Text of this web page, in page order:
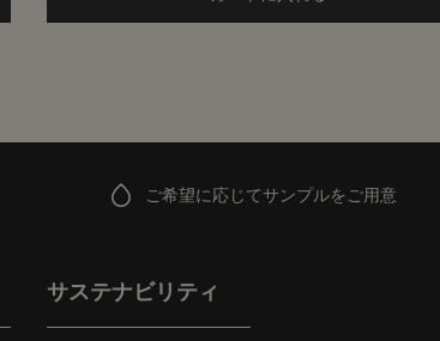
ご希望に応じてサンプルをご用意
サステナビリティ